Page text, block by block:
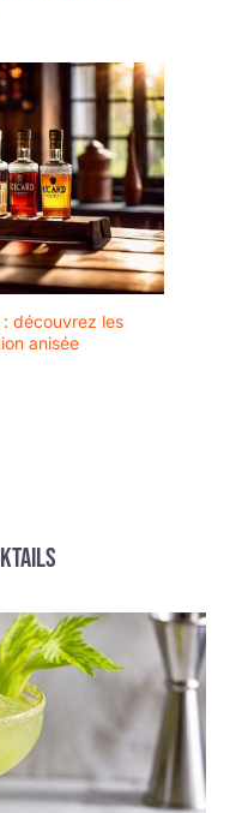
faciles à saisir
à utiliser par
à d'autres
Large
: les pics
sont
pour les
les cerises,
agrumes, les
les fruits,
fromages, les
les
festifs.
en Acier
mesure
mm, une taille
pour
facilement.
extrémité
permet de
et de
facilement
amuse-
Pratique
minimaliste
d'élégance
Idéals
envergure,
allient esthétique
fonctionnalité.
découvrez les
anisée